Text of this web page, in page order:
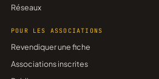
Réseaux
POUR LES ASSOCIATIONS
Revendiquer une fiche
Associations inscrites